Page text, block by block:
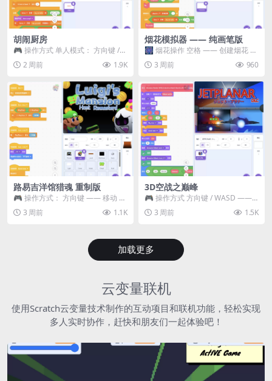
胡闹厨房
🎮 操作方式 单人模式： 方向键 /
WASD —— 移动 Z / K —— 抓...
2 周前 1.9K
烟花模拟器 —— 纯画笔版
🎆 烟花操作 空格 —— 创建烟花 1
~ 3 —— 切换烟花类型 普通烟花
嘶...3 周前 960
路易吉洋馆猎魂 重制版
🎮 操作方式： 方向键 —— 移动 &
跳跃 空格 —— 打开宝箱 将你...
3 周前 1.1K
3D空战之巅峰
🎮 操作方式 方向键 / WASD ——
移动 Z / K —— 射击 / 攻击...
3 周前 1.5K
加载更多
云变量联机
使用Scratch云变量技术制作的互动项目和联机功能，轻松实现
多人实时协作，赶快和朋友们一起体验吧！